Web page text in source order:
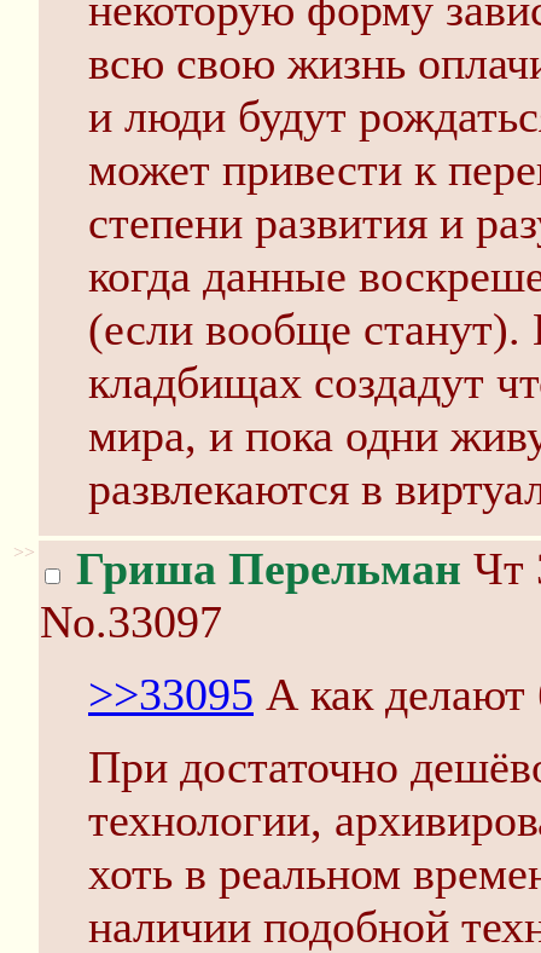
всю свою жизнь
и люди будут
может привести к
степени развития и
когда данные
(если вообще станут).
кладбищах создадут
мира, и пока одни
развлекаются в
>> Гриша Перельман Чт
No.33097
>>33095 А как делают
При достаточно
технологии,
хоть в реальном
наличии подобной